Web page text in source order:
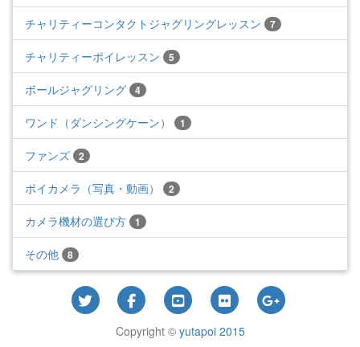
チャリティーコンタクトジャグリングレッスン 7
チャリティーポイレッスン 5
ボールジャグリング 4
ワンド（ダンシングケーン） 1
ファンズ 2
ポイカメラ（写真・動画） 2
カメラ機材の選び方 1
その他 8
Copyright © yutapoi 2015